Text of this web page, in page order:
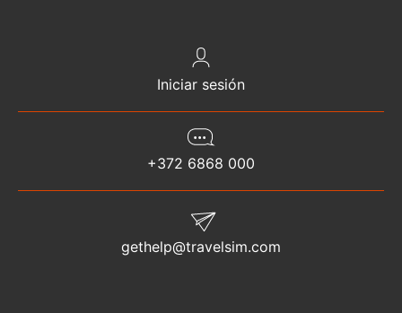
Iniciar sesión
+372 6868 000
gethelp@travelsim.com